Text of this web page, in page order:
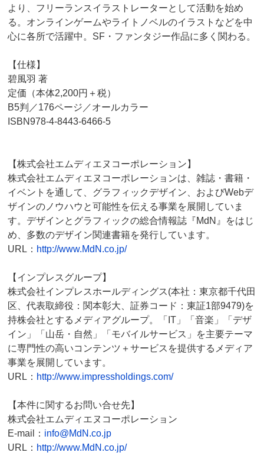
より、フリーランスイラストレーターとして活動を始め
る。オンラインゲームやライトノベルのイラストなどを中
心に各所で活躍中。SF・ファンタジー作品に多く関わる。
【仕様】
碧風羽 著
定価（本体2,200円＋税）
B5判／176ページ／オールカラー
ISBN978-4-8443-6466-5
【株式会社エムディエヌコーポレーション】
株式会社エムディエヌコーポレーションは、雑誌・書籍・
イベントを通して、グラフィックデザイン、およびWebデ
ザインのノウハウと可能性を伝える事業を展開していま
す。デザインとグラフィックの総合情報誌『MdN』をはじ
め、多数のデザイン関連書籍を発行しています。
URL： http://www.MdN.co.jp/
【インプレスグループ】
株式会社インプレスホールディングス(本社：東京都千代田
区、代表取締役：関本彰大、証券コード：東証1部9479)を
持株会社とするメディアグループ。「IT」「音楽」「デザ
イン」「山岳・自然」「モバイルサービス」を主要テーマ
に専門性の高いコンテンツ＋サービスを提供するメディア
事業を展開しています。
URL： http://www.impressholdings.com/
【本件に関するお問い合せ先】
株式会社エムディエヌコーポレーション
E-mail： info@MdN.co.jp
URL： http://www.MdN.co.jp/